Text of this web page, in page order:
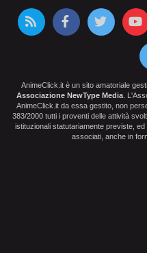
AnimeClick.it è un sito amatoriale
Associazione NewType Media .
AnimeClick.it da essa gestito, non
383/2000 tutti i proventi delle attività
istituzionali statutariamente previste,
associati, anche in